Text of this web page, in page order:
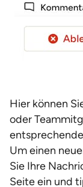
Hier können
oder
Um einen
Sie Ihre
Seite ein und